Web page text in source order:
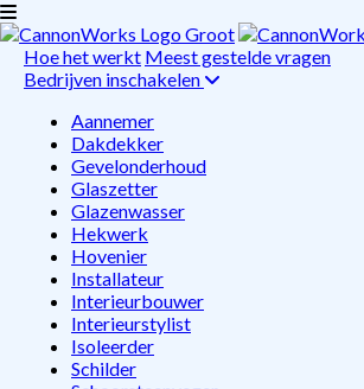
Hoe het werkt Meest gestelde vragen
Bedrijven inschakelen
Aannemer
Dakdekker
Gevelonderhoud
Glaszetter
Glazenwasser
Hekwerk
Hovenier
Installateur
Interieurbouwer
Interieurstylist
Isoleerder
Schilder